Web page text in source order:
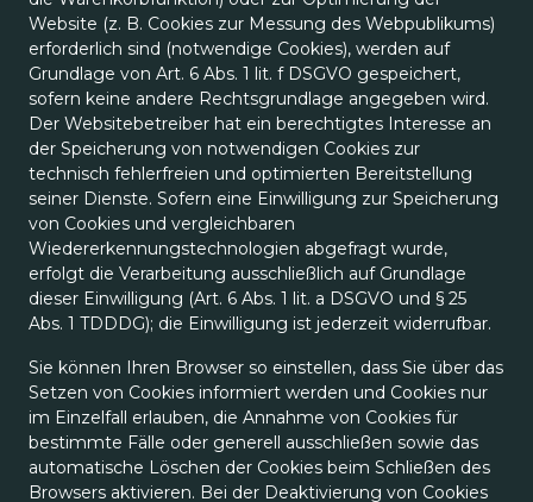
Website (z. B. Cookies zur Messung des Webpublikums)
erforderlich sind (notwendige Cookies), werden auf
Grundlage von Art. 6 Abs. 1 lit. f DSGVO gespeichert,
sofern keine andere Rechtsgrundlage angegeben wird.
Der Websitebetreiber hat ein berechtigtes Interesse an
der Speicherung von notwendigen Cookies zur
technisch fehlerfreien und optimierten Bereitstellung
seiner Dienste. Sofern eine Einwilligung zur Speicherung
von Cookies und vergleichbaren
Wiedererkennungstechnologien abgefragt wurde,
erfolgt die Verarbeitung ausschließlich auf Grundlage
dieser Einwilligung (Art. 6 Abs. 1 lit. a DSGVO und § 25
Abs. 1 TDDDG); die Einwilligung ist jederzeit widerrufbar.
Sie können Ihren Browser so einstellen, dass Sie über das
Setzen von Cookies informiert werden und Cookies nur
im Einzelfall erlauben, die Annahme von Cookies für
bestimmte Fälle oder generell ausschließen sowie das
automatische Löschen der Cookies beim Schließen des
Browsers aktivieren. Bei der Deaktivierung von Cookies